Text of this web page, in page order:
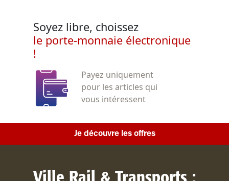
Soyez libre, choissez
le porte-monnaie électronique
!
Payez uniquement
pour les articles qui
vous intéressent
Je découvre les offres